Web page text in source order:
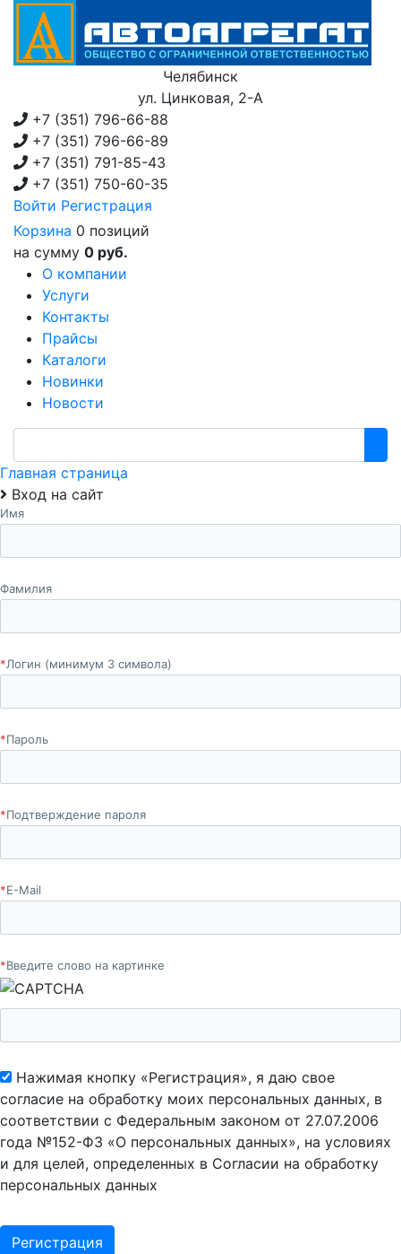
Челябинск
ул. Цинковая, 2-А
+7 (351) 796-66-88
+7 (351) 796-66-89
+7 (351) 791-85-43
+7 (351) 750-60-35
Войти Регистрация
Корзина 0 позиций
на сумму 0 руб.
О компании
Услуги
Контакты
Прайсы
Каталоги
Новинки
Новости
Главная страница
Вход на сайт
Имя
Фамилия
*Логин (минимум 3 символа)
*Пароль
*Подтверждение пароля
*E-Mail
*Введите слово на картинке
Нажимая кнопку «Регистрация», я даю свое
согласие на обработку моих персональных данных, в
соответствии с Федеральным законом от 27.07.2006
года №152-ФЗ «О персональных данных», на условиях
и для целей, определенных в Согласии на обработку
персональных данных